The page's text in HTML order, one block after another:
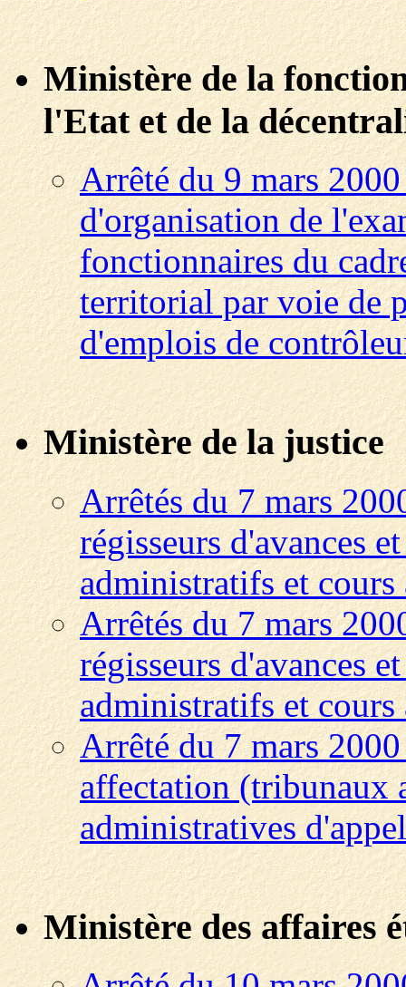
Ministère de la
l'Etat et de la
Arrêté du 9 mars
d'organisation de
fonctionnaires du
territorial par voie de
d'emplois de
Ministère de la justice
Arrêtés du 7 mars
régisseurs d'avances
administratifs et
Arrêtés du 7 mars
régisseurs d'avances
administratifs et
Arrêté du 7 mars
affectation (tribunaux
administratives
Ministère des affaires